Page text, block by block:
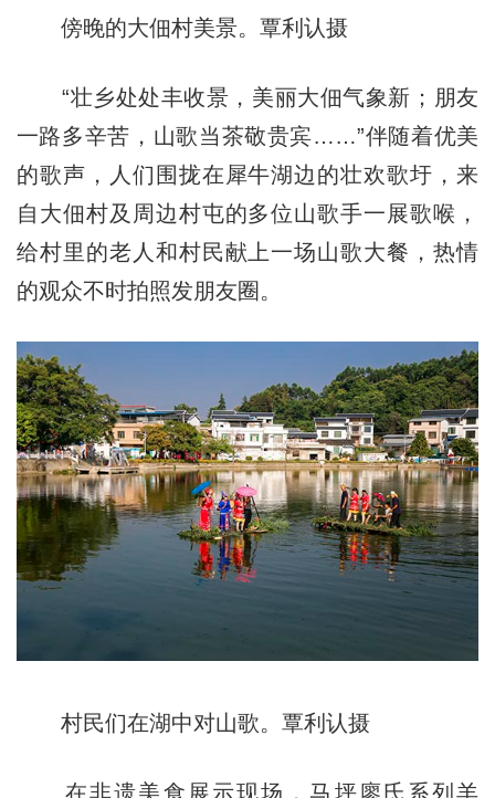
傍晚的大佃村美景。覃利认摄
“壮乡处处丰收景，美丽大佃气象新；朋友
一路多辛苦，山歌当茶敬贵宾……”伴随着优美
的歌声，人们围拢在犀牛湖边的壮欢歌圩，来
自大佃村及周边村屯的多位山歌手一展歌喉，
给村里的老人和村民献上一场山歌大餐，热情
的观众不时拍照发朋友圈。
村民们在湖中对山歌。覃利认摄
在非遗美食展示现场，马坪廖氏系列羊